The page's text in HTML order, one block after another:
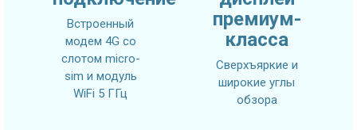
Встроенный
модем 4G со
слотом micro-
sim и модуль
WiFi 5 ГГц
премиум-
класса
Сверхъяркие и
широкие углы
обзора